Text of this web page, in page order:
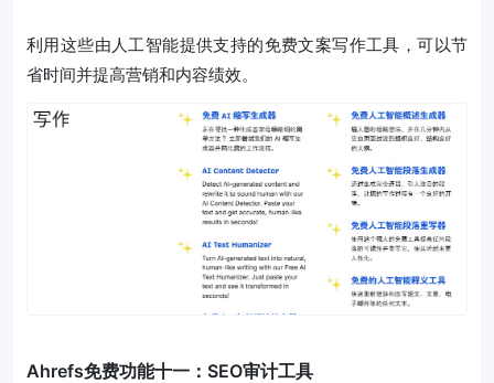
利用这些由人工智能提供支持的免费文案写作工具，可以节
省时间并提高营销和内容绩效。
Ahrefs免费功能十一：SEO审计工具